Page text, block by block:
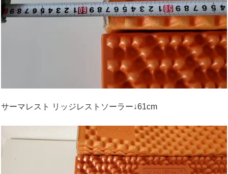
サーマレスト リッジレストソーラー↓61cm